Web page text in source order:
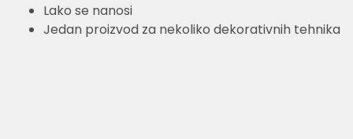
Lako se nanosi
Jedan proizvod za nekoliko dekorativnih tehnika